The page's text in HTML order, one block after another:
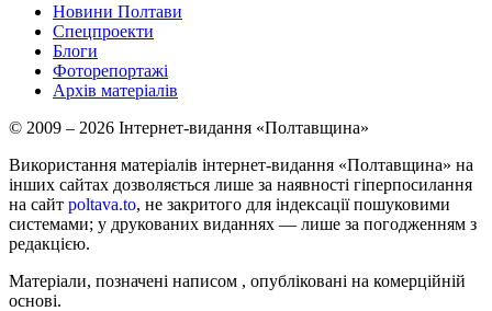
Новини Полтави
Спецпроекти
Блоги
Фоторепортажі
Архів матеріалів
© 2009 – 2026 Інтернет-видання «Полтавщина»
Використання матеріалів інтернет-видання «Полтавщина» на
інших сайтах дозволяється лише за наявності гіперпосилання
на сайт poltava.to, не закритого для індексації пошуковими
системами; у друкованих виданнях — лише за погодженням з
редакцією.
Матеріали, позначені написом , опубліковані на комерційній
основі.